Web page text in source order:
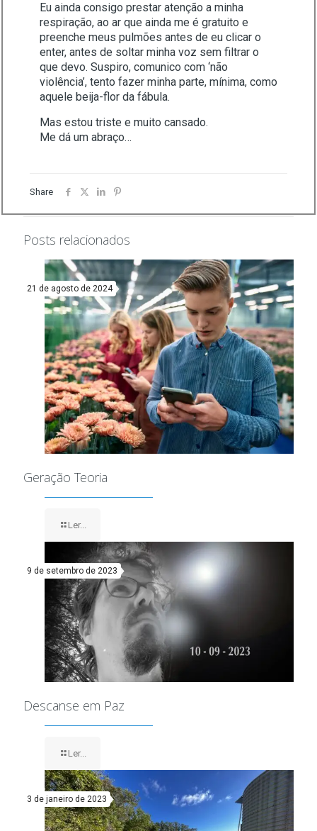
Eu ainda consigo prestar atenção a minha
respiração, ao ar que ainda me é gratuito e
preenche meus pulmões antes de eu clicar o
enter, antes de soltar minha voz sem filtrar o
que devo. Suspiro, comunico com ‘não
violência’, tento fazer minha parte, mínima, como
aquele beija-flor da fábula.
Mas estou triste e muito cansado.
Me dá um abraço…
Share
Posts relacionados
21 de agosto de 2024
Geração Teoria
Ler...
9 de setembro de 2023
Descanse em Paz
Ler...
3 de janeiro de 2023